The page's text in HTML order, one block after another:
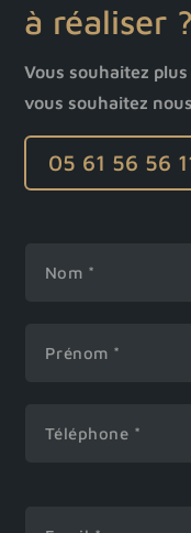
à réaliser ?
Vous souhaitez
vous souhaitez
05 61 56 56